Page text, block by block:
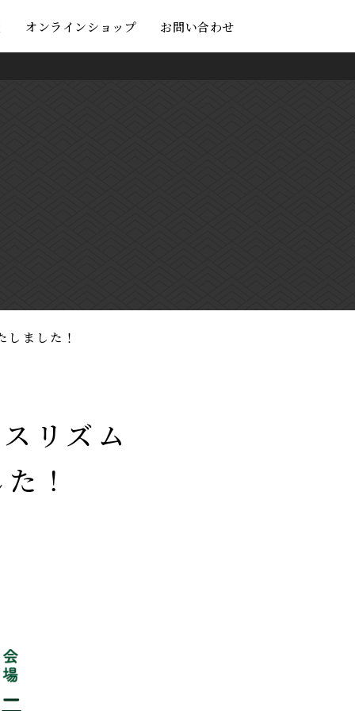
オンラインショップ お問い合わせ
ました！
リズム
！